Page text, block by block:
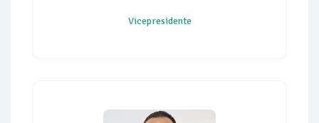
Vicepresidente